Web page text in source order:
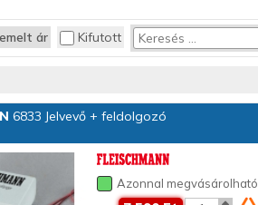
ár Kifutott
6833 Jelvevő + feldolgozó
Azonnal megvásárolható